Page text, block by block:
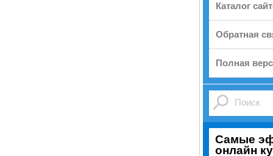
Каталог
Обратная
Полная
Самые
онлайн